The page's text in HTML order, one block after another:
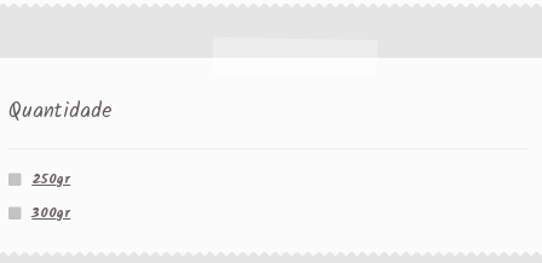
Quantidade
250gr
300gr